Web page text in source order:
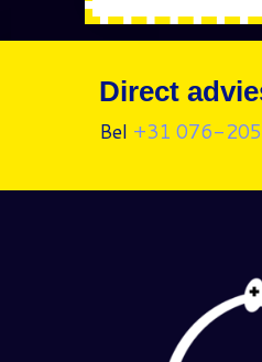
Direct
Bel +31 076-